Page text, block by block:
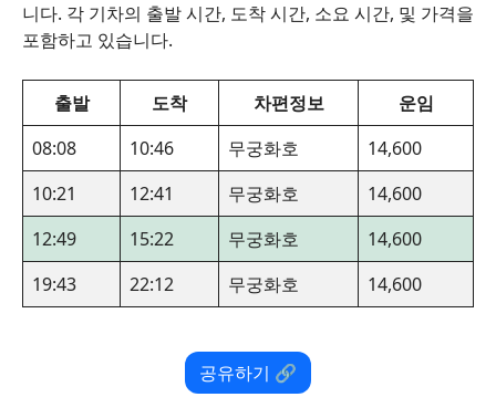
니다. 각 기차의 출발 시간, 도착 시간, 소요 시간, 및 가격을
포함하고 있습니다.
출발 도착 차편정보
운임
08:08
10:46 무궁화호
14,600
10:21
12:41 무궁화호
14,600
12:49
15:22 무궁화호
14,600
19:43
22:12 무궁화호 14,600
공유하기 🔗